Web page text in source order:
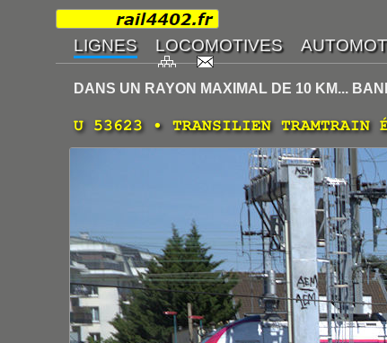
DANS UN RAYON MAXIMAL DE 10 KM...
U 53623 • TRANSILIEN TRAMTRAIN